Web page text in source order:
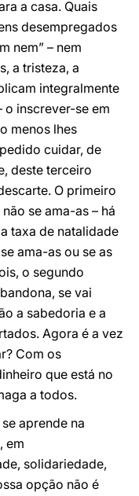
a casa. Quais
desempregados
nem” – nem
a tristeza, a
integralmente
o inscrever-se em
menos lhes
cuidar, de
deste terceiro
O primeiro
se ama-as – há
taxa de natalidade
ama-as ou se as
o segundo
se vai
a sabedoria e a
Agora é a vez
Com os
que está no
a todos.
aprende na
em
solidariedade,
opção não é